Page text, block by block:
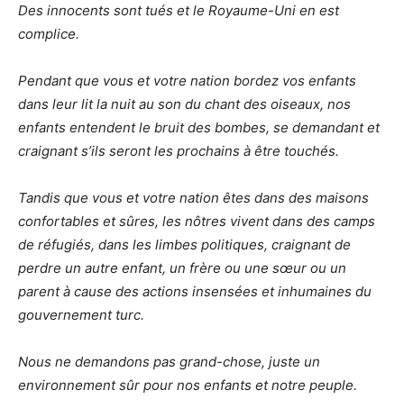
Des innocents sont tués et le Royaume-Uni en est
complice.
Pendant que vous et votre nation bordez vos enfants
dans leur lit la nuit au son du chant des oiseaux, nos
enfants entendent le bruit des bombes, se demandant et
craignant s’ils seront les prochains à être touchés.
Tandis que vous et votre nation êtes dans des maisons
confortables et sûres, les nôtres vivent dans des camps
de réfugiés, dans les limbes politiques, craignant de
perdre un autre enfant, un frère ou une sœur ou un
parent à cause des actions insensées et inhumaines du
gouvernement turc.
Nous ne demandons pas grand-chose, juste un
environnement sûr pour nos enfants et notre peuple.